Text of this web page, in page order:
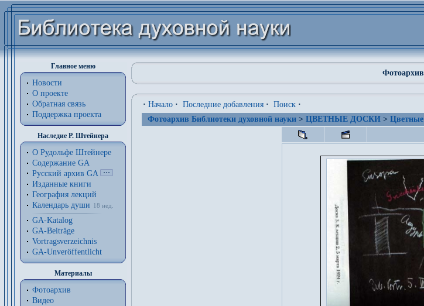
Главное меню
Новости
О проекте
Обратная связь
Поддержка проекта
Наследие Р. Штейнера
О Рудольфе Штейнере
Содержание GA
Русский архив GA
Изданные книги
География лекций
Календарь души
18 нед.
GA-Katalog
GA-Beiträge
Vortragsverzeichnis
GA-Unveröffentlicht
Материалы
Фотоархив
Видео
· Начало · Последние добавления · Поиск ·
Фотоархив Библиотеки духовной науки > ЦВЕТНЫЕ ДОСКИ > Цветные